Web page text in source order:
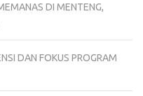
DI MENTENG,
DAN FOKUS PROGRAM